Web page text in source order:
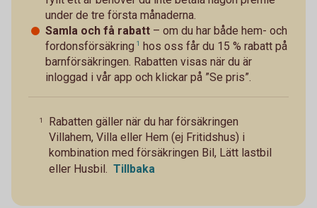
under de tre första månaderna.
Samla och få rabatt – om du har både hem- och
fordonsförsäkring 1 hos oss får du 15 % rabatt på
barnförsäkringen. Rabatten visas när du är
inloggad i vår app och klickar på ”Se pris”.
1
Rabatten gäller när du har försäkringen
Villahem, Villa eller Hem (ej Fritidshus) i
kombination med försäkringen Bil, Lätt lastbil
eller Husbil. Tillbaka